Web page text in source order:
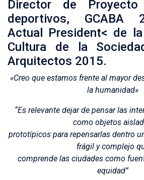
Director de
deportivos, GCABA
Actual President< de
Cultura de la
Arquitectos 2015.
«Creo que estamos frente al mayor
la humanidad»
“Es relevante dejar de pensar las
como objetos
prototípicos para repensarlas dentro
frágil y complejo
comprende las ciudades como
equidad”